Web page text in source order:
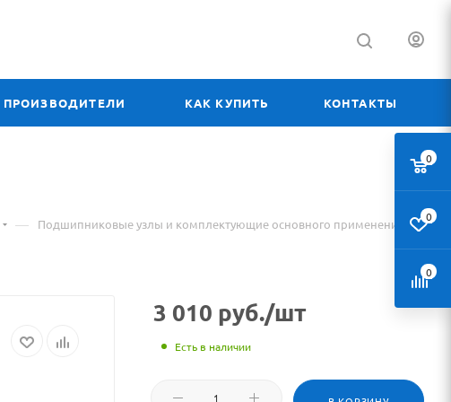
ПРОИЗВОДИТЕЛИ КАК КУПИТЬ КОНТАКТЫ
— Подшипниковые узлы и комплектующие основного применения
3 010 руб./шт
Есть в наличии
0
0
0